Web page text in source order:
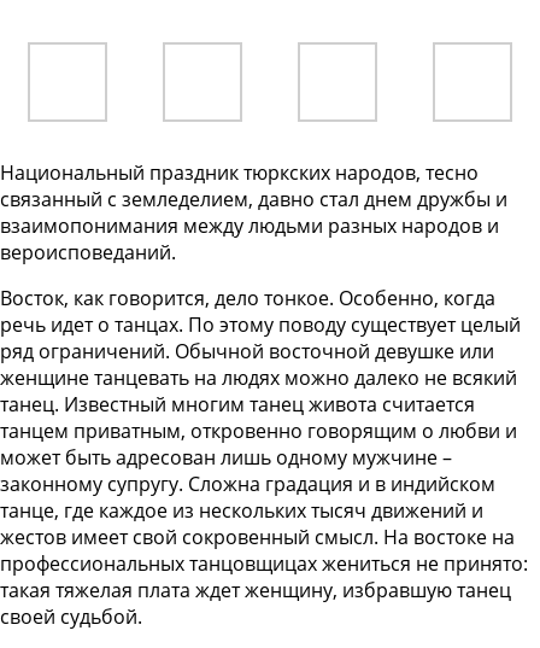
Национальный праздник тюркских народов, тесно
связанный с земледелием, давно стал днем дружбы и
взаимопонимания между людьми разных народов и
вероисповеданий.
Восток, как говорится, дело тонкое. Особенно, когда
речь идет о танцах. По этому поводу существует целый
ряд ограничений. Обычной восточной девушке или
женщине танцевать на людях можно далеко не всякий
танец. Известный многим танец живота считается
танцем приватным, откровенно говорящим о любви и
может быть адресован лишь одному мужчине –
законному супругу. Сложна градация и в индийском
танце, где каждое из нескольких тысяч движений и
жестов имеет свой сокровенный смысл. На востоке на
профессиональных танцовщицах жениться не принято:
такая тяжелая плата ждет женщину, избравшую танец
своей судьбой.